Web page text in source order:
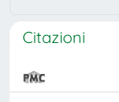
Citazioni